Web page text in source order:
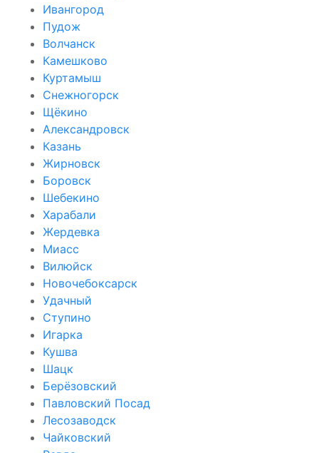
Ивангород
Пудож
Волчанск
Камешково
Куртамыш
Снежногорск
Щёкино
Александровск
Казань
Жирновск
Боровск
Шебекино
Харабали
Жердевка
Миасс
Вилюйск
Новочебоксарск
Удачный
Ступино
Игарка
Кушва
Шацк
Берёзовский
Павловский Посад
Лесозаводск
Чайковский